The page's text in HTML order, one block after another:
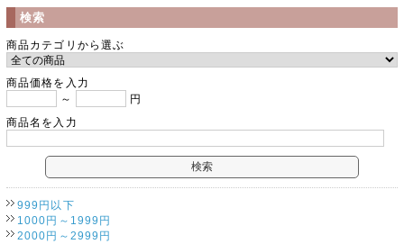
検索
商品カテゴリから選ぶ
商品価格を入力
～
円
商品名を入力
999円以下
1000円～1999円
2000円～2999円